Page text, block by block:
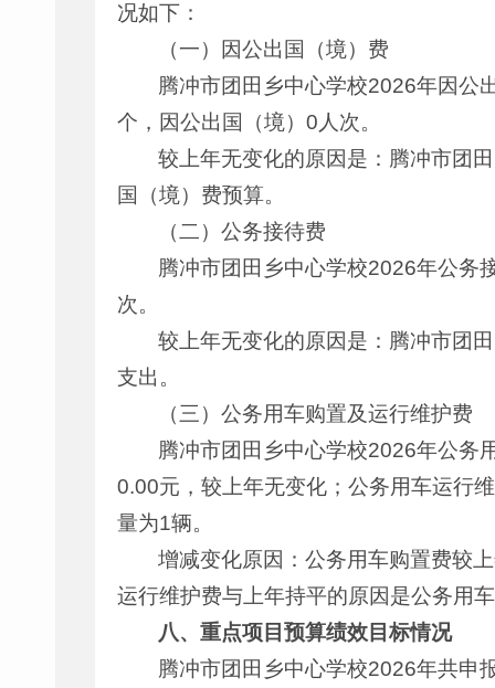
况如下：
（一）因公出国（境）费
腾冲市团田乡中心学校2026年因公
个，因公出国（境）0人次。
较上年无变化的原因是：腾冲市团
国（境）费预算。
（二）公务接待费
腾冲市团田乡中心学校2026年公务
次。
较上年无变化的原因是：腾冲市团
支出。
（三）公务用车购置及运行维护费
腾冲市团田乡中心学校2026年公务
0.00元，较上年无变化；公务用车运行
量为1辆。
增减变化原因：公务用车购置费较
运行维护费与上年持平的原因是公务用
八、重点项目预算绩效目标情况
腾冲市团田乡中心学校2026年共申